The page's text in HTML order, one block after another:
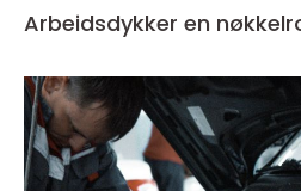
Arbeidsdykker